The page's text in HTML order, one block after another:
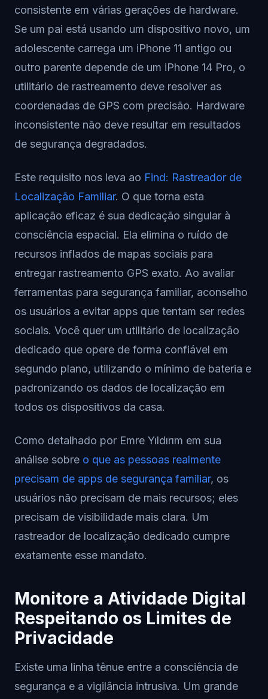
consistente em várias gerações de hardware.
Se um pai está usando um dispositivo novo, um
adolescente carrega um iPhone 11 antigo ou
outro parente depende de um iPhone 14 Pro, o
utilitário de rastreamento deve resolver as
coordenadas de GPS com precisão. Hardware
inconsistente não deve resultar em resultados
de segurança degradados.
Este requisito nos leva ao Find: Rastreador de
Localização Familiar. O que torna esta
aplicação eficaz é sua dedicação singular à
consciência espacial. Ela elimina o ruído de
recursos inflados de mapas sociais para
entregar rastreamento GPS exato. Ao avaliar
ferramentas para segurança familiar, aconselho
os usuários a evitar apps que tentam ser redes
sociais. Você quer um utilitário de localização
dedicado que opere de forma confiável em
segundo plano, utilizando o mínimo de bateria e
padronizando os dados de localização em
todos os dispositivos da casa.
Como detalhado por Emre Yıldırım em sua
análise sobre o que as pessoas realmente
precisam de apps de segurança familiar, os
usuários não precisam de mais recursos; eles
precisam de visibilidade mais clara. Um
rastreador de localização dedicado cumpre
exatamente esse mandato.
Monitore a Atividade Digital
Respeitando os Limites de
Privacidade
Existe uma linha tênue entre a consciência de
segurança e a vigilância intrusiva. Um grande